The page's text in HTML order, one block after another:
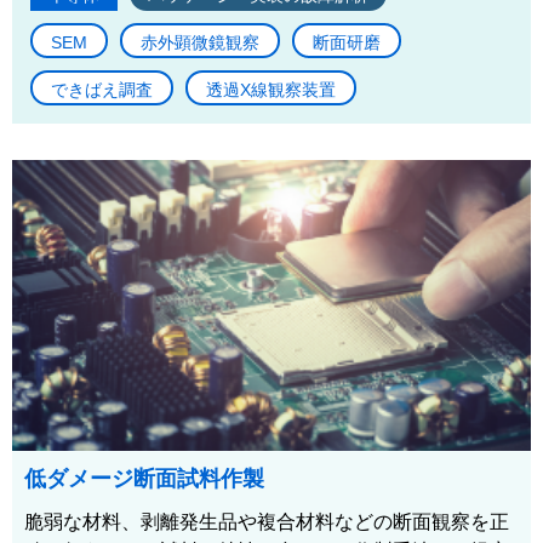
SEM 赤外顕微鏡観察 断面研磨
できばえ調査 透過X線観察装置
低ダメージ断面試料作製
脆弱な材料、剥離発生品や複合材料などの断面観察を正